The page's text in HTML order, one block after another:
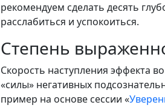
рекомендуем сделать десять
расслабиться и успокоиться.
Степень
Скорость наступления эффекта
«силы» негативных
пример на основе сессии «